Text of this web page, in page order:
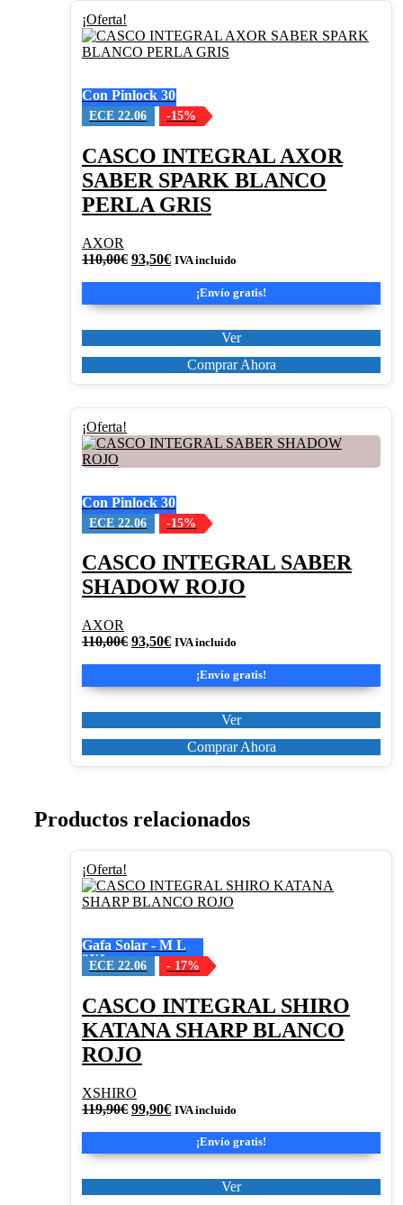
¡Oferta!
Con Pinlock 30
ECE 22.06 -15%
CASCO INTEGRAL AXOR
SABER SPARK BLANCO
PERLA GRIS
AXOR
110,00€ El
era:
93,50€El
actual
es:
IVA incluido
¡Envío gratis!
Ver
Este
producto
tiene
Las
opciones
pueden
elegir
en
la
página
producto
Comprar Ahora
¡Oferta!
Con Pinlock 30
ECE 22.06 -15%
CASCO INTEGRAL SABER
SHADOW ROJO
AXOR
110,00€ El
era:
93,50€El
actual
es:
IVA incluido
¡Envío gratis!
Ver
Este
producto
tiene
Las
opciones
pueden
elegir
en
página
de
producto
Comprar Ahora
Productos relacionados
¡Oferta!
Gafa Solar - M L
2XL
ECE 22.06 - 17%
CASCO INTEGRAL SHIRO
KATANA SHARP BLANCO
ROJO
XSHIRO
119,90€ El
era:
99,90€El
actual
es:
IVA incluido
¡Envío gratis!
Ver
Este
producto
tiene
Las
opciones
pueden
elegir
en
la
página
producto